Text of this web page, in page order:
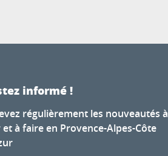
informé !
régulièrement les nouveautés à
à faire en Provence-Alpes-Côte